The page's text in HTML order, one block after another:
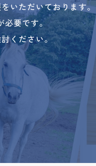
いただいております。
必要です。
ください。